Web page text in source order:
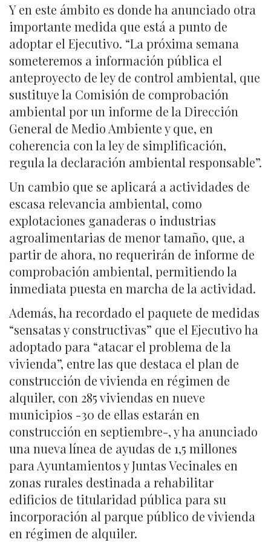
Y en este ámbito es donde ha anunciado otra
importante medida que está a punto de
adoptar el Ejecutivo. “La próxima semana
someteremos a información pública el
anteproyecto de ley de control ambiental, que
sustituye la Comisión de comprobación
ambiental por un informe de la Dirección
General de Medio Ambiente y que, en
coherencia con la ley de simplificación,
regula la declaración ambiental responsable”.
Un cambio que se aplicará a actividades de
escasa relevancia ambiental, como
explotaciones ganaderas o industrias
agroalimentarias de menor tamaño, que, a
partir de ahora, no requerirán de informe de
comprobación ambiental, permitiendo la
inmediata puesta en marcha de la actividad.
Además, ha recordado el paquete de medidas
“sensatas y constructivas” que el Ejecutivo ha
adoptado para “atacar el problema de la
vivienda”, entre las que destaca el plan de
construcción de vivienda en régimen de
alquiler, con 285 viviendas en nueve
municipios -30 de ellas estarán en
construcción en septiembre-, y ha anunciado
una nueva línea de ayudas de 1,5 millones
para Ayuntamientos y Juntas Vecinales en
zonas rurales destinada a rehabilitar
edificios de titularidad pública para su
incorporación al parque público de vivienda
en régimen de alquiler.